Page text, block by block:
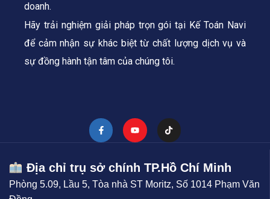
doanh.
Hãy trải nghiệm giải pháp trọn gói tại Kế Toán Navi
để cảm nhận sự khác biệt từ chất lượng dịch vụ và
sự đồng hành tận tâm của chúng tôi.
Địa chỉ trụ sở chính TP.Hồ Chí Minh
Phòng 5.09, Lầu 5, Tòa nhà ST Moritz, Số 1014 Phạm Văn